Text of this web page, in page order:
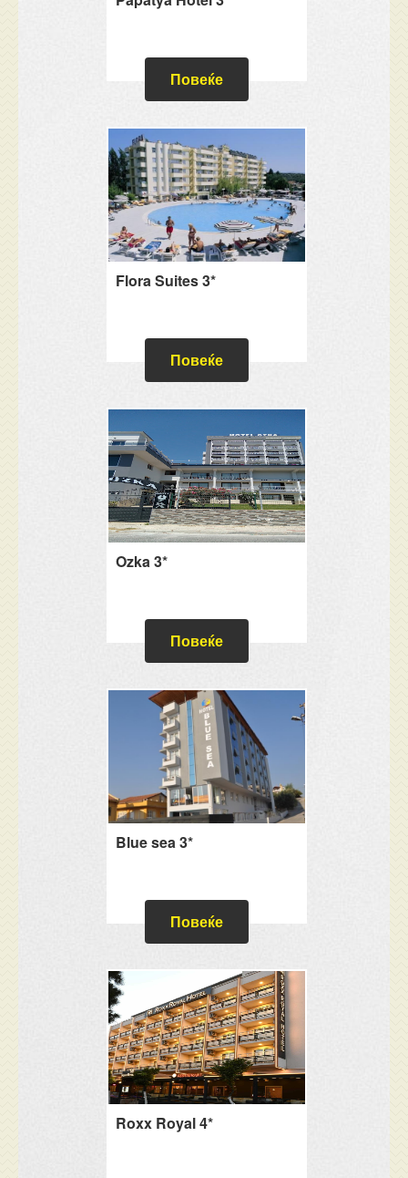
Повеќе
Flora Suites 3*
Повеќе
Ozka 3*
Повеќе
Blue sea 3*
Повеќе
Roxx Royal 4*